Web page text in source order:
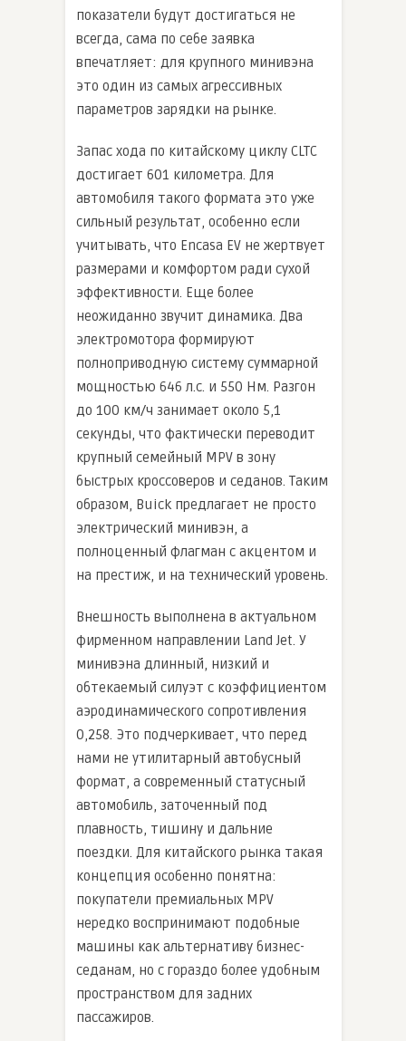
показатели будут достигаться не
всегда, сама по себе заявка
впечатляет: для крупного минивэна
это один из самых агрессивных
параметров зарядки на рынке.
Запас хода по китайскому циклу CLTC
достигает 601 километра. Для
автомобиля такого формата это уже
сильный результат, особенно если
учитывать, что Encasa EV не жертвует
размерами и комфортом ради сухой
эффективности. Еще более
неожиданно звучит динамика. Два
электромотора формируют
полноприводную систему суммарной
мощностью 646 л.с. и 550 Нм. Разгон
до 100 км/ч занимает около 5,1
секунды, что фактически переводит
крупный семейный MPV в зону
быстрых кроссоверов и седанов. Таким
образом, Buick предлагает не просто
электрический минивэн, а
полноценный флагман с акцентом и
на престиж, и на технический уровень.
Внешность выполнена в актуальном
фирменном направлении Land Jet. У
минивэна длинный, низкий и
обтекаемый силуэт с коэффициентом
аэродинамического сопротивления
0,258. Это подчеркивает, что перед
нами не утилитарный автобусный
формат, а современный статусный
автомобиль, заточенный под
плавность, тишину и дальние
поездки. Для китайского рынка такая
концепция особенно понятна:
покупатели премиальных MPV
нередко воспринимают подобные
машины как альтернативу бизнес-
седанам, но с гораздо более удобным
пространством для задних
пассажиров.